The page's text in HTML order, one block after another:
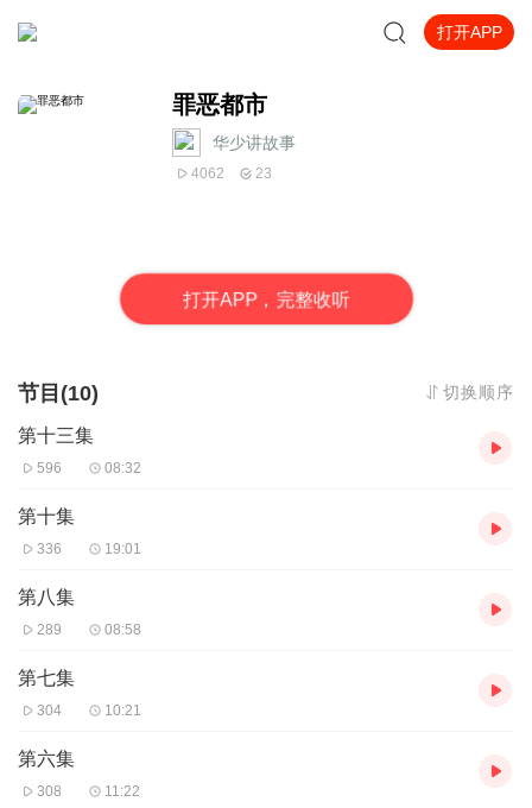
打开APP
罪恶都市
华少讲故事
4062 23
打开APP，完整收听
节目(10) 切换顺序
第十三集
596 08:32
第十集
336 19:01
第八集
289 08:58
第七集
304 10:21
第六集
308 11:22